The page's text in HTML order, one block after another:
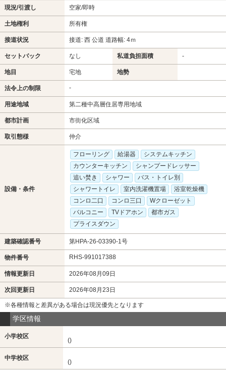
現況/引渡し 空家/即時
土地権利 所有権
接道状況 接道: 西 公道 道路幅: 4ｍ
セットバック なし 私道負担面積 -
地目 宅地 地勢
法令上の制限 -
用途地域 第二種中高層住居専用地域
都市計画 市街化区域
取引態様 仲介
設備・条件
フローリング 給湯器
システムキッチン
カウンターキッチン
シャンプードレッサー
追い焚き
シャワー
バス・トイレ別
シャワートイレ
室内洗濯機置場
浴室乾燥機
コンロ二口
コンロ三口
Wクローゼット
バルコニー
TVドアホン
都市ガス
プライスダウン
建築確認番号 第HPA-26-03390-1号
物件番号 RHS-991017388
情報更新日 2026年08月09日
次回更新日 2026年08月23日
※各種情報と差異がある場合は現況優先となります
学区情報
小学校区
()
中学校区
()